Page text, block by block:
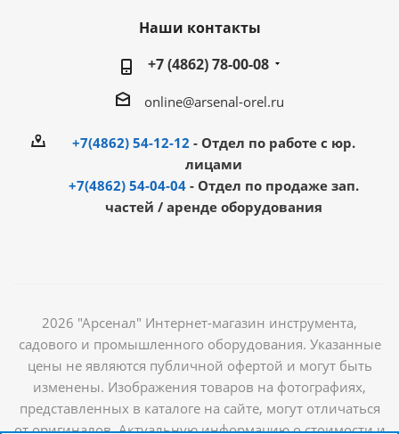
Наши контакты
+7 (4862) 78-00-08
online@arsenal-orel.ru
+7(4862) 54-12-12 - Отдел по работе с юр.
лицами
+7(4862) 54-04-04 - Отдел по продаже зап.
частей / аренде оборудования
2026 "Арсенал" Интернет-магазин инструмента,
садового и промышленного оборудования. Указанные
цены не являются публичной офертой и могут быть
изменены. Изображения товаров на фотографиях,
представленных в каталоге на сайте, могут отличаться
от оригиналов. Актуальную информацию о стоимости и